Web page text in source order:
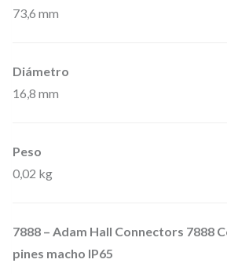
73,6 mm
Diámetro
16,8 mm
Peso
0,02 kg
7888 – Adam Hall Connectors 7888
pines macho IP65